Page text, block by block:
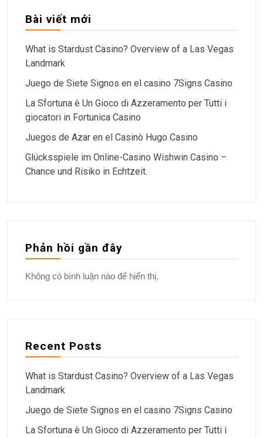
Bài viết mới
What is Stardust Casino? Overview of a Las Vegas
Landmark
Juego de Siete Signos en el casino 7Signs Casino
La Sfortuna è Un Gioco di Azzeramento per Tutti i
giocatori in Fortunica Casino
Juegos de Azar en el Casinò Hugo Casino
Glücksspiele im Online-Casino Wishwin Casino –
Chance und Risiko in Echtzeit.
Phản hồi gần đây
Không có bình luận nào để hiển thị.
Recent Posts
What is Stardust Casino? Overview of a Las Vegas
Landmark
Juego de Siete Signos en el casino 7Signs Casino
La Sfortuna è Un Gioco di Azzeramento per Tutti i